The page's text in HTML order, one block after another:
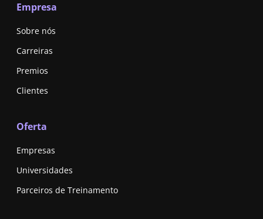
Empresa
Sobre nós
Carreiras
Premios
Clientes
Oferta
Empresas
Universidades
Parceiros de Treinamento